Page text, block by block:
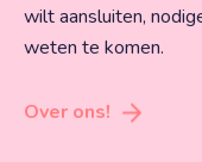
wilt aansluiten,
weten te komen.
Over ons!